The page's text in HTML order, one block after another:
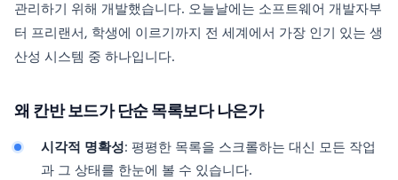
관리하기 위해 개발했습니다. 오늘날에는 소프트웨어 개발자부
터 프리랜서, 학생에 이르기까지 전 세계에서 가장 인기 있는 생
산성 시스템 중 하나입니다.
왜 칸반 보드가 단순 목록보다 나은가
시각적 명확성: 평평한 목록을 스크롤하는 대신 모든 작업
과 그 상태를 한눈에 볼 수 있습니다.